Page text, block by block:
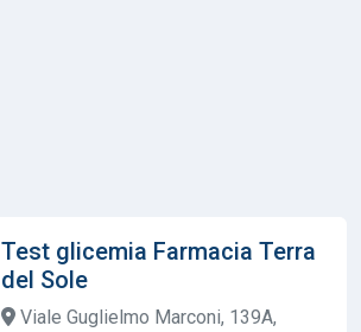
Test glicemia Farmacia Terra
del Sole
Viale Guglielmo Marconi, 139A,